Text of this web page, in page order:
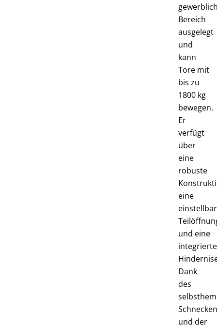
Bereich
ausgelegt
und
kann
Tore mit
bis zu
1800 kg
bewegen.
Er
verfügt
über
eine
robuste
eine
und eine
integrierte
Dank
des
und der